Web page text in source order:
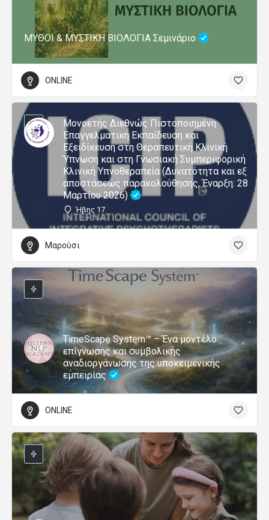
ΜΥΘΟΙ & ΜΥΣΤΙΚΗ ΒΙΟΛΟΓΙΑ Σεμινάριο
ONLINE
Μονοετής Διεθνώς Πιστοποιημένη
Επαγγελματική Εκπαίδευση και
Εξειδίκευση στη Θεραπευτική Κλινική
Ύπνωση και στη Γνωσιακή Συμπεριφορική
Κλινική Υπνοθεραπεία (Δυνατότητα και εξ
αποστάσεως παρακολούθησης, Έναρξη: 28
Μαρτίου 2026)
Ήβης 17
Μαρούσι
TimeScape System™ – Ένα μοντέλο
επίγνωσης και συμβολικής
αναδιοργάνωσης της υποκειμενικής
εμπειρίας
ONLINE